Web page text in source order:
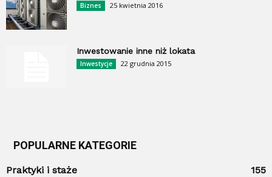
Biznes 25 kwietnia 2016
Inwestowanie inne niż lokata
Inwestycje 22 grudnia 2015
POPULARNE KATEGORIE
Praktyki i staże
155